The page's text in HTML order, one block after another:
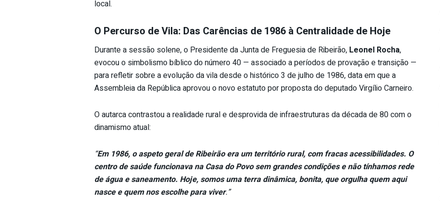
local.
O Percurso de Vila: Das Carências de 1986 à Centralidade de Hoje
Durante a sessão solene, o Presidente da Junta de Freguesia de Ribeirão, Leonel Rocha,
evocou o simbolismo bíblico do número 40 — associado a períodos de provação e transição —
para refletir sobre a evolução da vila desde o histórico 3 de julho de 1986, data em que a
Assembleia da República aprovou o novo estatuto por proposta do deputado Virgílio Carneiro.
O autarca contrastou a realidade rural e desprovida de infraestruturas da década de 80 com o
dinamismo atual:
“Em 1986, o aspeto geral de Ribeirão era um território rural, com fracas acessibilidades. O
centro de saúde funcionava na Casa do Povo sem grandes condições e não tínhamos rede
de água e saneamento. Hoje, somos uma terra dinâmica, bonita, que orgulha quem aqui
nasce e quem nos escolhe para viver.”